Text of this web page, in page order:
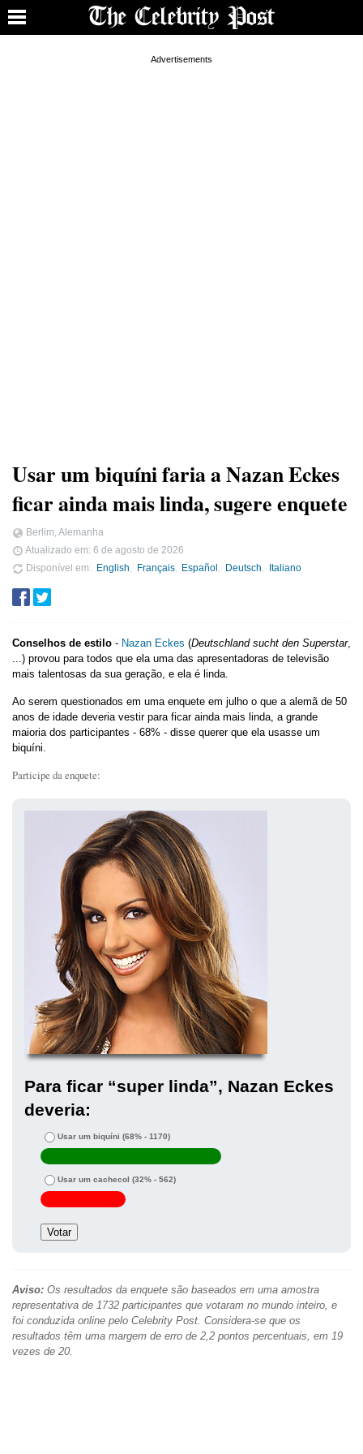
Usar um biquíni faria a Nazan Eckes
ficar ainda mais linda, sugere enquete
Berlim, Alemanha
Atualizado em: 6 de agosto de 2026
Disponível em
English Français Español Deutsch Italiano
Conselhos de estilo - Nazan Eckes (Deutschland sucht den Superstar,
...) provou para todos que ela uma das apresentadoras de televisão
mais talentosas da sua geração, e ela é linda.
Ao serem questionados em uma enquete em julho o que a alemã de 50
anos de idade deveria vestir para ficar ainda mais linda, a grande
maioria dos participantes - 68% - disse querer que ela usasse um
biquíni.
Participe da enquete:
Para ficar “super linda”, Nazan Eckes
deveria:
Usar um biquíni (68% - 1170)
Usar um cachecol (32% - 562)
Aviso: Os resultados da enquete são baseados em uma amostra
representativa de 1732 participantes que votaram no mundo inteiro, e
foi conduzida online pelo Celebrity Post. Considera-se que os
resultados têm uma margem de erro de 2,2 pontos percentuais, em 19
vezes de 20.